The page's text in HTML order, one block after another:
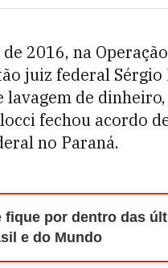
2016, na
juiz federal Sérgio
de
fechou acordo
no Paraná.
fique por dentro das
e do Mundo